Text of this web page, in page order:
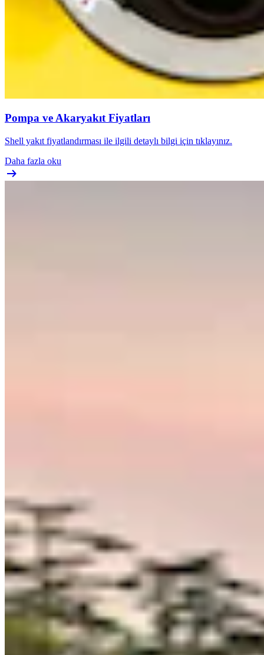
Pompa ve Akaryakıt Fiyatları
Shell yakıt fiyatlandırması ile ilgili detaylı bilgi için tıklayınız.
Daha fazla oku